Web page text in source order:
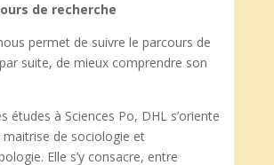
de recherche
permet de suivre le parcours de
suite, de mieux comprendre son
études à Sciences Po, DHL s’oriente
maitrise de sociologie et
Elle s’y consacre, entre